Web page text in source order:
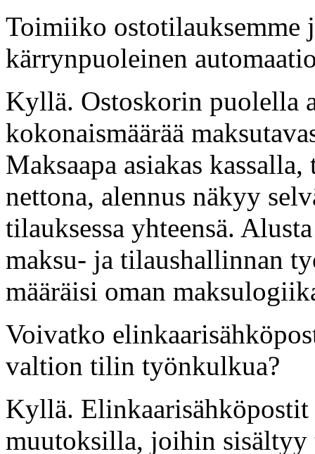
Toimiiko ostotilauksemme
kärrynpuoleinen
Kyllä. Ostoskorin puolella
kokonaismäärää
Maksaapa asiakas
nettona, alennus näkyy
tilauksessa yhteensä.
maksu- ja tilaushallinnan
määräisi oman
Voivatko
valtion tilin työnkulkua?
Kyllä.
muutoksilla, joihin